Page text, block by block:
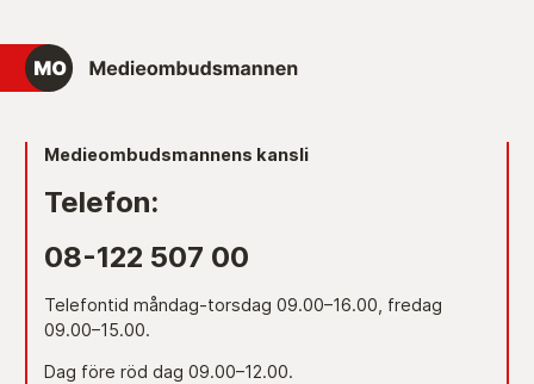
Medieombudsmannens kansli
Telefon:
08-122 507 00
Telefontid måndag-torsdag 09.00–16.00, fredag
09.00–15.00.
Dag före röd dag 09.00–12.00.